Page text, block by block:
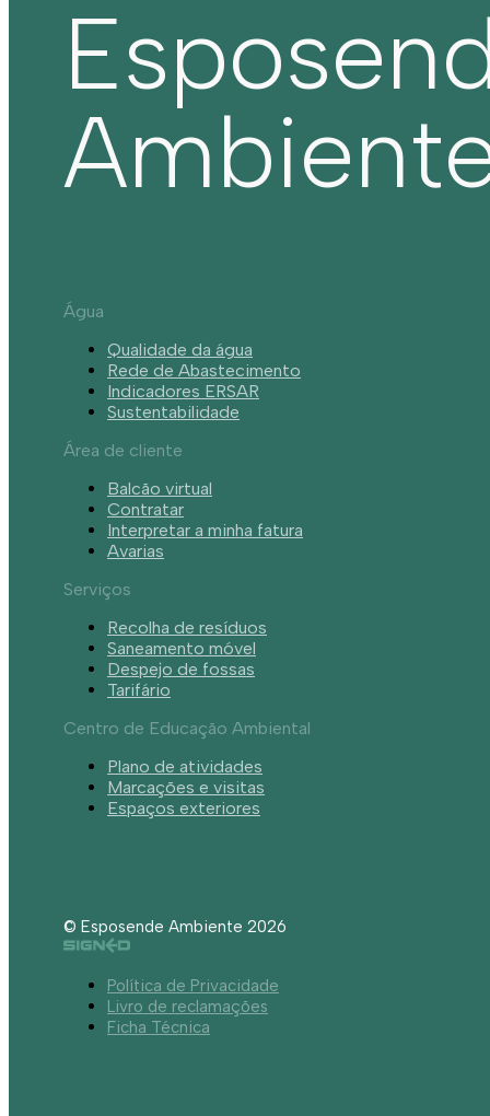
Água
Qualidade da água
Rede de Abastecimento
Indicadores ERSAR
Sustentabilidade
Área de cliente
Balcão virtual
Contratar
Interpretar a minha fatura
Avarias
Serviços
Recolha de resíduos
Saneamento móvel
Despejo de fossas
Tarifário
Centro de Educação Ambiental
Plano de atividades
Marcações e visitas
Espaços exteriores
© Esposende Ambiente 2026
Política de Privacidade
Livro de reclamações
Ficha Técnica